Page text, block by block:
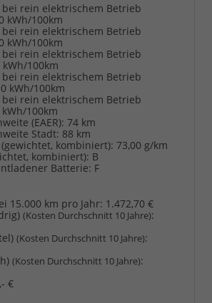
rein elektrischem Betrieb
kWh/100km
rein elektrischem Betrieb
kWh/100km
rein elektrischem Betrieb
kWh/100km
rein elektrischem Betrieb
kWh/100km
rein elektrischem Betrieb
kWh/100km
(EAER): 74 km
Stadt: 88 km
kombiniert): 73,00 g/km
kombiniert): B
Batterie: F
15.000 km pro Jahr: 1.472,70 €
(Kosten Durchschnitt 10 Jahre):
(Kosten Durchschnitt 10 Jahre):
(Kosten Durchschnitt 10 Jahre):
€